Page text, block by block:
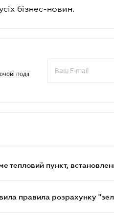
бізнес-новин.
події
тепловий пункт,
правила розрахунку